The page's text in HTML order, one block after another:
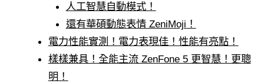
人工智慧自動模式！
還有華碩動態表情 ZeniMoji！
電力性能實測！電力表現佳！性能有亮點！
樣樣兼具！全能主流 ZenFone 5 更智慧！更聰
明！